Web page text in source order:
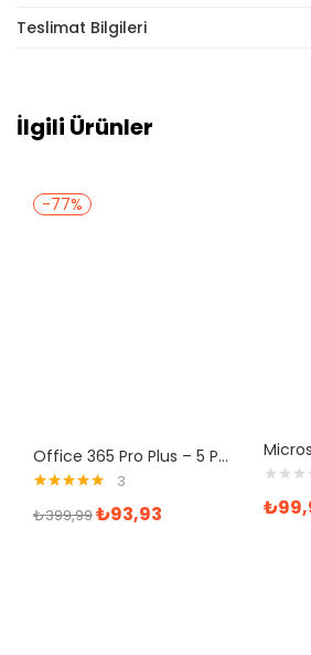
Teslimat Bilgileri
İlgili Ürünler
-77%
Office 365 Pro Plus – 5 Pc – Mac 1Yıl – Mail Hesabı
5.00oy aldı
3
₺399,99₺93,93 ₺